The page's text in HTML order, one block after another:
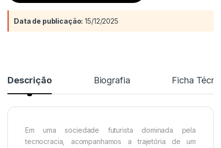
Data de publicação: 15/12/2025
Descrição Biografia Ficha
Em uma sociedade futurista dominada pela
tecnocracia, acompanhamos a trajetória de um